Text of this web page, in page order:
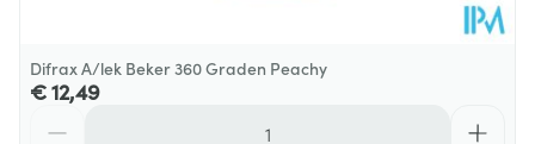
Difrax A/lek Beker 360 Graden Peachy
€ 12,49